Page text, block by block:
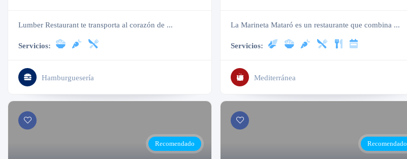
Lumber Restaurant te transporta al corazón de ...
Servicios:
Hamburguesería
La Marineta Mataró es un restaurante que combina ...
Servicios:
Mediterránea
Recomendado Recomendado